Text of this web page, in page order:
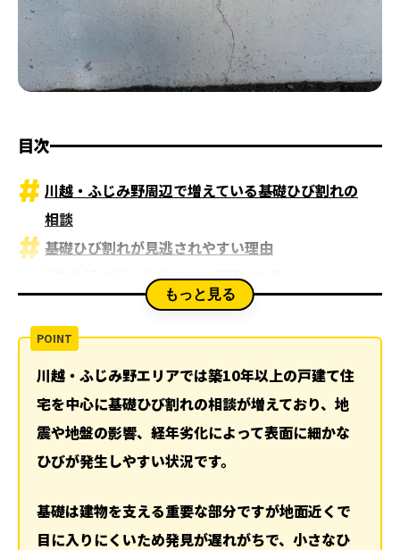
目次
もっと見る
川越・ふじみ野周辺で増えている基礎ひび割れの
相談
基礎ひび割れが見逃されやすい理由
日常生活で目に入りにくい場所にある
小さなひびは問題ないと思われがち
外壁ひび割れと基礎ひび割れの大きな違い
基礎ひび割れが持つ構造的な意味
基礎ひび割れが起こる主な原因
地盤の沈下や不同沈下
雨水の侵入と凍結膨張
補修が必要になる危険な症状の判断基準
川越・ふじみ野エリアでは築10年以上の戸建て住
宅を中心に基礎ひび割れの相談が増えており、地
震や地盤の影響、経年劣化によって表面に細かな
ひびが発生しやすい状況です。
基礎は建物を支える重要な部分ですが地面近くで
目に入りにくいため発見が遅れがちで、小さなひ